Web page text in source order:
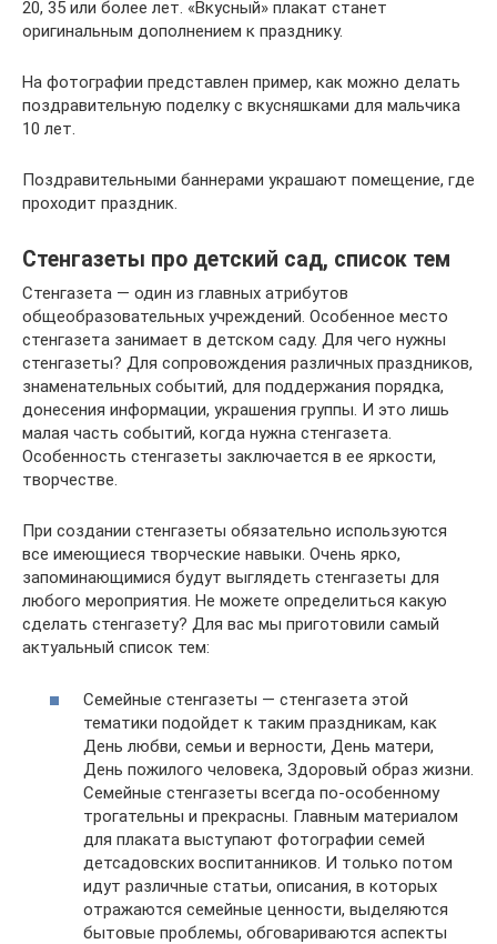
20, 35 или более лет. «Вкусный» плакат станет
оригинальным дополнением к празднику.
На фотографии представлен пример, как можно делать
поздравительную поделку с вкусняшками для мальчика
10 лет.
Поздравительными баннерами украшают помещение, где
проходит праздник.
Стенгазеты про детский сад, список тем
Стенгазета — один из главных атрибутов
общеобразовательных учреждений. Особенное место
стенгазета занимает в детском саду. Для чего нужны
стенгазеты? Для сопровождения различных праздников,
знаменательных событий, для поддержания порядка,
донесения информации, украшения группы. И это лишь
малая часть событий, когда нужна стенгазета.
Особенность стенгазеты заключается в ее яркости,
творчестве.
При создании стенгазеты обязательно используются
все имеющиеся творческие навыки. Очень ярко,
запоминающимися будут выглядеть стенгазеты для
любого мероприятия. Не можете определиться какую
сделать стенгазету? Для вас мы приготовили самый
актуальный список тем:
Семейные стенгазеты — стенгазета этой
тематики подойдет к таким праздникам, как
День любви, семьи и верности, День матери,
День пожилого человека, Здоровый образ жизни.
Семейные стенгазеты всегда по-особенному
трогательны и прекрасны. Главным материалом
для плаката выступают фотографии семей
детсадовских воспитанников. И только потом
идут различные статьи, описания, в которых
отражаются семейные ценности, выделяются
бытовые проблемы, обговариваются аспекты